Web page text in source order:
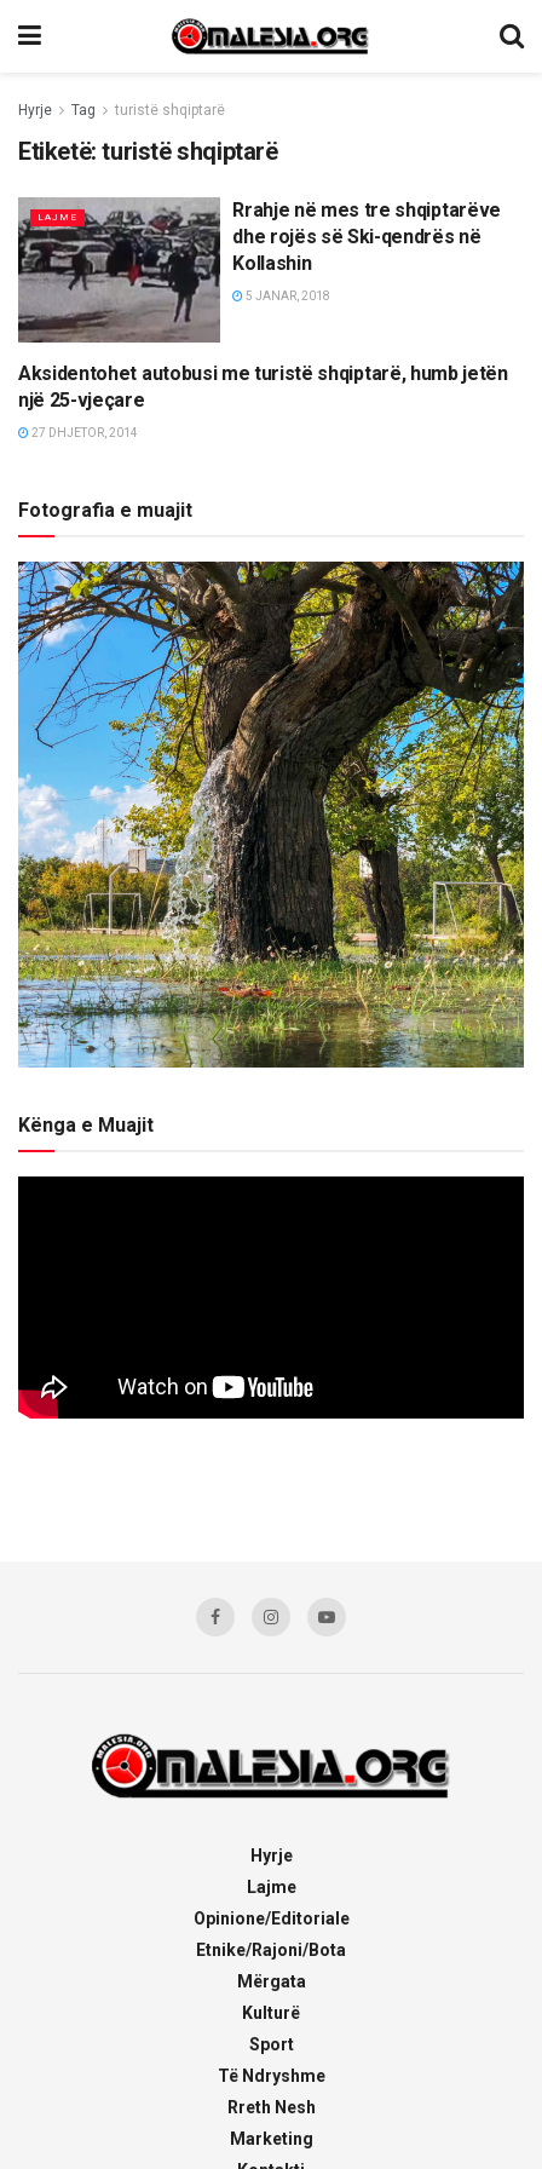
Hyrje Tag turistë shqiptarë
Etiketë:turistë shqiptarë
LAJME
Rrahje në mes tre shqiptarëve
dhe rojës së Ski-qendrës në
Kollashin
5 JANAR, 2018
LAJME
Aksidentohet autobusi me turistë shqiptarë, humb jetën
një 25-vjeçare
27 DHJETOR, 2014
Fotografia e muajit
Kënga e Muajit
Hyrje
Lajme
Opinione/Editoriale
Etnike/Rajoni/Bota
Mërgata
Kulturë
Sport
Të Ndryshme
Rreth Nesh
Marketing